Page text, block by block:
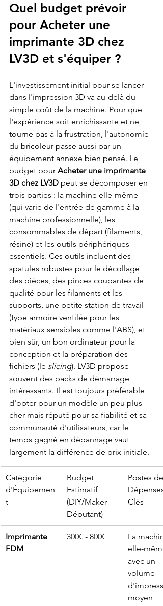
Quel budget prévoir
pour Acheter une
imprimante 3D chez
LV3D et s'équiper ?
L'investissement initial pour se lancer
dans l'impression 3D va au-delà du
simple coût de la machine. Pour que
l'expérience soit enrichissante et ne
tourne pas à la frustration, l'autonomie
du bricoleur passe aussi par un
équipement annexe bien pensé. Le
budget pour Acheter une imprimante
3D chez LV3D peut se décomposer en
trois parties : la machine elle-même
(qui varie de l'entrée de gamme à la
machine professionnelle), les
consommables de départ (filaments,
résine) et les outils périphériques
essentiels. Ces outils incluent des
spatules robustes pour le décollage
des pièces, des pinces coupantes de
qualité pour les filaments et les
supports, une petite station de travail
(type armoire ventilée pour les
matériaux sensibles comme l'ABS), et
bien sûr, un bon ordinateur pour la
conception et la préparation des
fichiers (le slicing). LV3D propose
souvent des packs de démarrage
intéressants. Il est toujours préférable
d'opter pour un modèle un peu plus
cher mais réputé pour sa fiabilité et sa
communauté d'utilisateurs, car le
temps gagné en dépannage vaut
largement la différence de prix initiale.
Catégorie
d'Équipemen
t
Budget
Estimatif
(DIY/Maker
Débutant)
Postes de
Dépenses
Clés
Imprimante
FDM
300€ - 800€
La
elle-
avec un
volume
moyen